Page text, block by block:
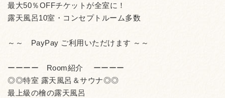
最大50％OFFチケットが全室に！
露天風呂10室・コンセプトルーム多数
～～ PayPay ご利用いただけます ～～
ーーーー Room紹介 ーーーー
◎◎特室 露天風呂＆サウナ◎◎
最上級の檜の露天風呂